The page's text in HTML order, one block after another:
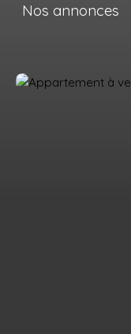
Nos annonces